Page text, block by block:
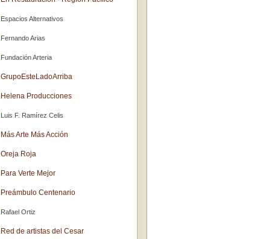
Espacios Alternativos
Fernando Arias
Fundación Arteria
GrupoEsteLadoArriba
Helena Producciones
Luis F. Ramírez Celis
Más Arte Más Acción
Oreja Roja
Para Verte Mejor
Preámbulo Centenario
Rafael Ortiz
Red de artistas del Cesar